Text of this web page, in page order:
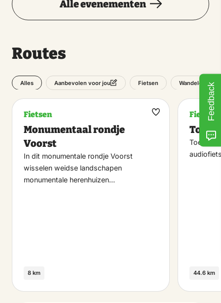
Alle evenementen
Routes
Alles Aanbevolen voor jou Fietsen Wandelen
Fietsen
Monumentaal rondje
Voorst
In dit monumentale rondje Voorst
wisselen weidse landschapen
monumentale herenhuizen…
8 km
Maak
Fietsen
Toen
Toen de
44.6 km
Feedback